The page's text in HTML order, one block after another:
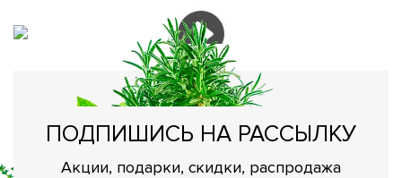
ПОДПИШИСЬ НА РАССЫЛКУ
Акции, подарки, скидки, распродажа